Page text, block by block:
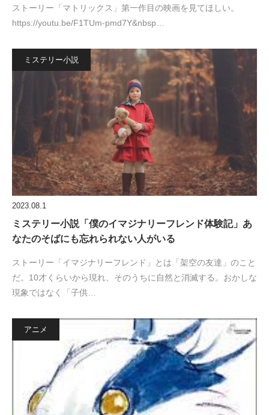
ストーリー「マトリックス」第一作目の映画を見てほしい。
https://youtu.be/F1TUm-pmd7Y&nbsp…
ミステリー小説
2023.08.1
ミステリー小説「僕のイマジナリーフレンド体験記」あ
なたのそばにも忘れられない人がいる
ストーリー「イマジナリーフレンド」とは「架空の友達」のこと
だ。10才くらいから現れ、そのうちに自然と消滅する。おかしな
現象ではなく「子供…
アニメ